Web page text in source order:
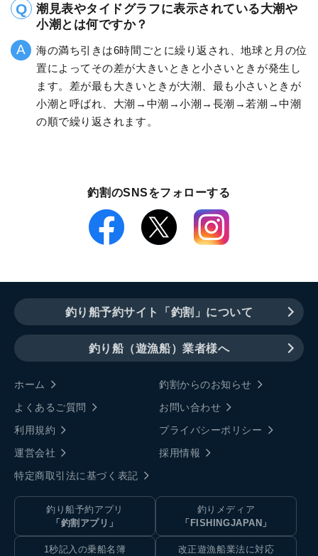
潮見表やタイドグラフに表示されている大潮や
小潮とは何ですか？
海の満ち引きは6時間ごとに繰り返され、地球と月の位
置によってその差が大きいときと小さいときが発生し
ます。差が最も大きいときが大潮、最も小さいときが
小潮と呼ばれ、大潮→中潮→小潮→長潮→若潮→中潮
の順で繰り返されます。
釣割のSNSをフォローする
釣り船予約サイト「釣割」について
釣り船（遊漁船）業者様へ
ホーム
釣割からのお知らせ
よくあるご質問
お問い合わせ
利用規約
プライバシーポリシー
運営会社
採用情報
特定商取引法に基づく表記
釣り船予約アプリ
「釣割アプリ」
釣りメディア
「FISHINGJAPAN」
1秒記入の乗船名簿
改正遊漁船業法に対応